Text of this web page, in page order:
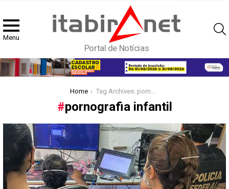
Menu
Portal de Notícias
Home Tag Archives: pornografia infantil
pornografia infantil
Latest
stories